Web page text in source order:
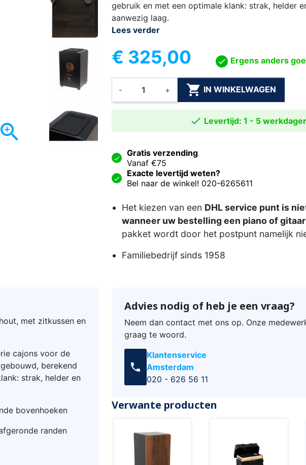

gebruik en met een optimale klank: strak, helder
aanwezig laag.
Lees verder
€ 325,00 Ergens anders
- +  IN WINKELWAGEN
 Levertijd: 1 - 5
Gratis verzending
Vanaf €75
Exacte levertijd weten?
Bel naar de winkel! 020-6265611
Het kiezen van een DHL service punt is
wanneer uw bestelling een piano of gitaar
pakket wordt door het postpunt namelijk
Familiebedrijf sinds 1958
met zitkussen en
cajons voor de
berekend
strak, helder en
bovenhoeken
randen
Advies nodig of heb je een vraag?
Neem dan contact met ons op. Onze
graag te woord.
call
Klantenservice
Amsterdam
020 - 626 56 11
Verwante producten